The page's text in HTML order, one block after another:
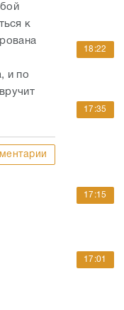
к
и по
18:22
17:35
17:15
17:01